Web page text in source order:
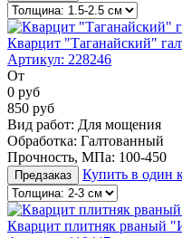
Кварцит "Таганайский"
Артикул: 228246
От
0 руб
850 руб
Вид работ: Для мощения
Обработка: Галтованный
Прочность, МПа: 100-450
Предзаказ Купить в один
Кварцит плитняк рваный